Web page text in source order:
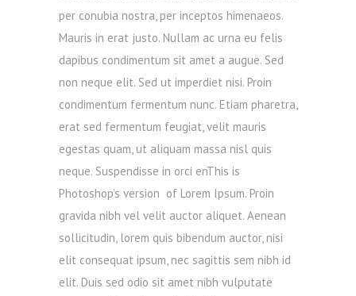
per conubia nostra, per inceptos himenaeos.
Mauris in erat justo. Nullam ac urna eu felis
dapibus condimentum sit amet a augue. Sed
non neque elit. Sed ut imperdiet nisi. Proin
condimentum fermentum nunc. Etiam pharetra,
erat sed fermentum feugiat, velit mauris
egestas quam, ut aliquam massa nisl quis
neque. Suspendisse in orci enThis is
Photoshop’s version of Lorem Ipsum. Proin
gravida nibh vel velit auctor aliquet. Aenean
sollicitudin, lorem quis bibendum auctor, nisi
elit consequat ipsum, nec sagittis sem nibh id
elit. Duis sed odio sit amet nibh vulputate